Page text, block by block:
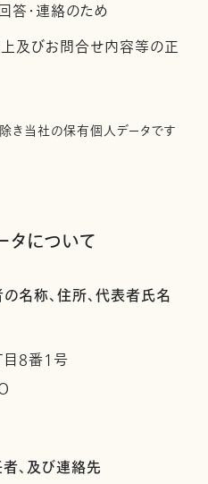
答・連絡のため
及びお問合せ内容等の正
き当社の保有個人データです
について
名称、住所、代表者氏名
目8番1号
、及び連絡先